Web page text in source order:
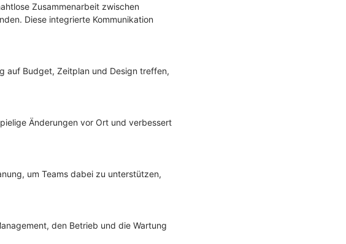
Zusammenarbeit zwischen
Diese integrierte Kommunikation
auf Budget, Zeitplan und Design treffen,
Änderungen vor Ort und verbessert
um Teams dabei zu unterstützen,
den Betrieb und die Wartung